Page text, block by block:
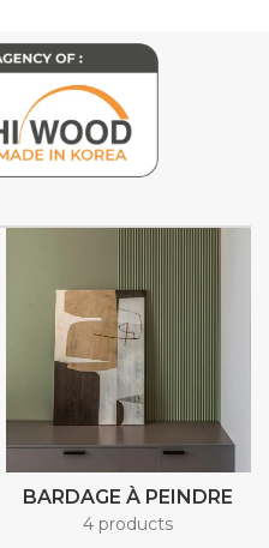
BARDAGE À PEINDRE
4 products